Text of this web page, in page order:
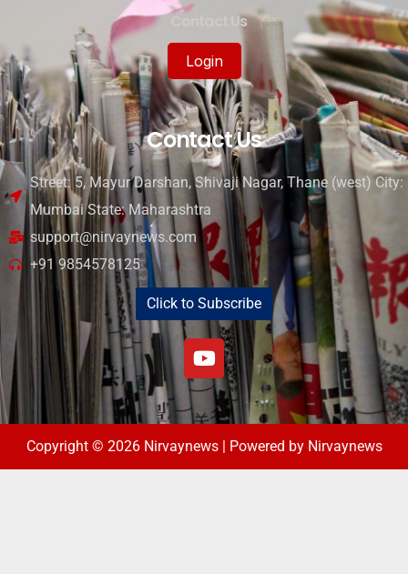
Contact Us
Login
Contact Us
Street: 5, Mayur Darshan, Shivaji Nagar, Thane (west) City:
Mumbai State: Maharashtra
support@nirvaynews.com
+91 9854578125
Click to Subscribe
Copyright © 2026 Nirvaynews | Powered by Nirvaynews